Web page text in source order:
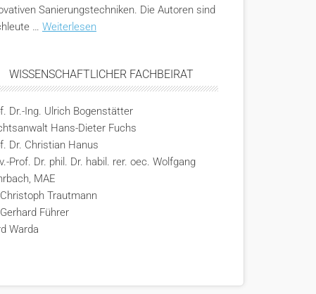
Sanierungstechniken. Die Autoren sind
… Weiterlesen
WISSENSCHAFTLICHER FACHBEIRAT
Dr.-Ing. Ulrich Bogenstätter
Hans-Dieter Fuchs
Dr. Christian Hanus
Prof. Dr. phil. Dr. habil. rer. oec. Wolfgang
MAE
Trautmann
Führer
Warda